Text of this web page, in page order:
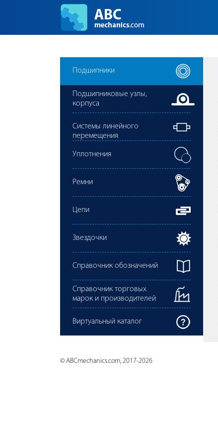
Подшипники
Подшипниковые узлы,
корпуса
Cистемы линейного
перемещения
Уплотнения
Ремни
Цепи
Звездочки
Справочник обозначений
Справочник торговых
марок и производителей
Виртуальный каталог
© ABCmechanics.com, 2017-2026